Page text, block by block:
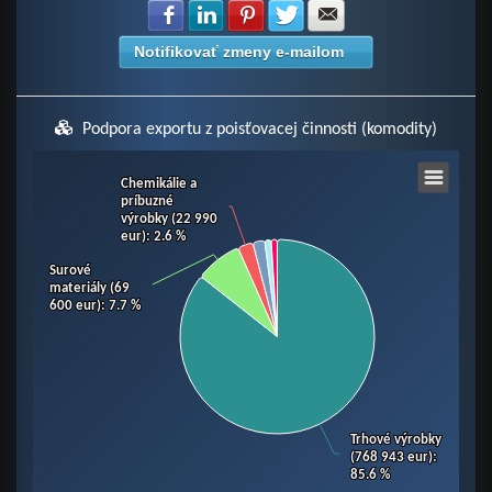
Zdielať na Facebook
Zdielať na LinkedIn
Zdielať na Pinterest
Zdielať na Twitter
Notifikovať zmeny e-mailom
Podpora exportu z poisťovacej činnosti (komodity)
Pie chart with 6 slices.
View as data table, Chart
Trhové výrobky
(768 943 eur):
85.6 %
Trhové výrobky
(768 943 eur):
85.6 %
Surové
materiály (69
600 eur): 7.7 %
Surové
materiály (69
600 eur): 7.7 %
Chemikálie a
príbuzné
výrobky (22 990
eur): 2.6 %
Chemikálie a
príbuzné
výrobky (22 990
eur): 2.6 %